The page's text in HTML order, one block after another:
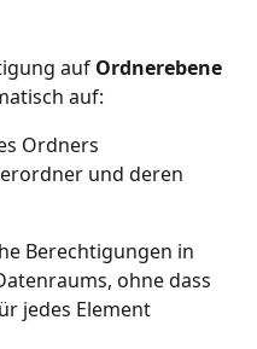
auf Ordnerebene
auf:
Ordners
und deren
Berechtigungen in
ohne dass
jedes Element